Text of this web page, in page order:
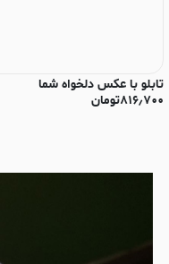
تابلو با عکس دلخواه شما
۸۱۶٫۷۰۰تومان